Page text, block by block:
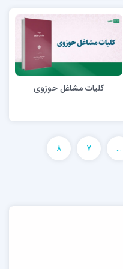
کلیات مشاغل حوزوی
…
7
8